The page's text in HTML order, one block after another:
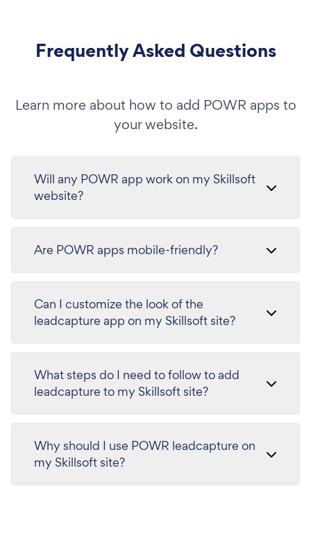
Frequently Asked Questions
Learn more about how to add POWR apps to
your website.
Will any POWR app work on my Skillsoft
website?
Are POWR apps mobile-friendly?
Can I customize the look of the
leadcapture app on my Skillsoft site?
What steps do I need to follow to add
leadcapture to my Skillsoft site?
Why should I use POWR leadcapture on
my Skillsoft site?